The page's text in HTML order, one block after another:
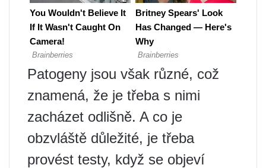
Patogeny jsou však různé, což
znamená, že je třeba s nimi
zacházet odlišně. A co je
obzvláště důležité, je třeba
provést testy, když se objeví